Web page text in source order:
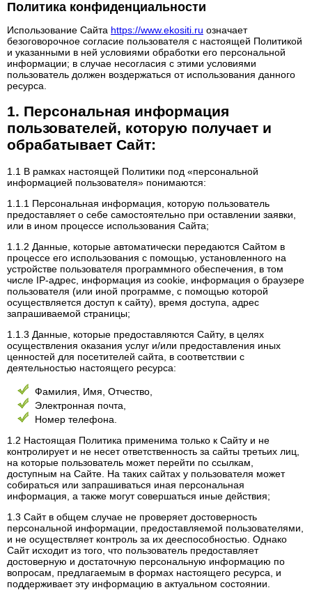
Политика конфиденциальности
Использование Сайта https://www.ekositi.ru означает
безоговорочное согласие пользователя с настоящей Политикой
и указанными в ней условиями обработки его персональной
информации; в случае несогласия с этими условиями
пользователь должен воздержаться от использования данного
ресурса.
1. Персональная информация
пользователей, которую получает и
обрабатывает Сайт:
1.1 В рамках настоящей Политики под «персональной
информацией пользователя» понимаются:
1.1.1 Персональная информация, которую пользователь
предоставляет о себе самостоятельно при оставлении заявки,
или в ином процессе использования Сайта;
1.1.2 Данные, которые автоматически передаются Сайтом в
процессе его использования с помощью, установленного на
устройстве пользователя программного обеспечения, в том
числе IP-адрес, информация из cookie, информация о браузере
пользователя (или иной программе, с помощью которой
осуществляется доступ к сайту), время доступа, адрес
запрашиваемой страницы;
1.1.3 Данные, которые предоставляются Сайту, в целях
осуществления оказания услуг и/или предоставления иных
ценностей для посетителей сайта, в соответствии с
деятельностью настоящего ресурса:
Фамилия, Имя, Отчество,
Электронная почта,
Номер телефона.
1.2 Настоящая Политика применима только к Сайту и не
контролирует и не несет ответственность за сайты третьих лиц,
на которые пользователь может перейти по ссылкам,
доступным на Сайте. На таких сайтах у пользователя может
собираться или запрашиваться иная персональная
информация, а также могут совершаться иные действия;
1.3 Сайт в общем случае не проверяет достоверность
персональной информации, предоставляемой пользователями,
и не осуществляет контроль за их дееспособностью. Однако
Сайт исходит из того, что пользователь предоставляет
достоверную и достаточную персональную информацию по
вопросам, предлагаемым в формах настоящего ресурса, и
поддерживает эту информацию в актуальном состоянии.